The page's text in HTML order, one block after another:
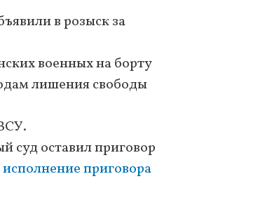
в розыск за
военных на борту
лишения свободы
суд оставил приговор
приговора